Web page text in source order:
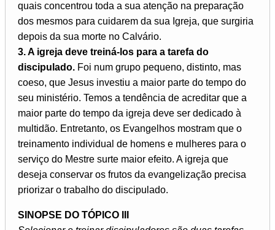
quais concentrou toda a sua atenção na preparação
dos mesmos para cuidarem da sua Igreja, que surgiria
depois da sua morte no Calvário.
3. A igreja deve treiná-los para a tarefa do
discipulado. Foi num grupo pequeno, distinto, mas
coeso, que Jesus investiu a maior parte do tempo do
seu ministério. Temos a tendência de acreditar que a
maior parte do tempo da igreja deve ser dedicado à
multidão. Entretanto, os Evangelhos mostram que o
treinamento individual de homens e mulheres para o
serviço do Mestre surte maior efeito. A igreja que
deseja conservar os frutos da evangelização precisa
priorizar o trabalho do discipulado.
SINOPSE DO TÓPICO III